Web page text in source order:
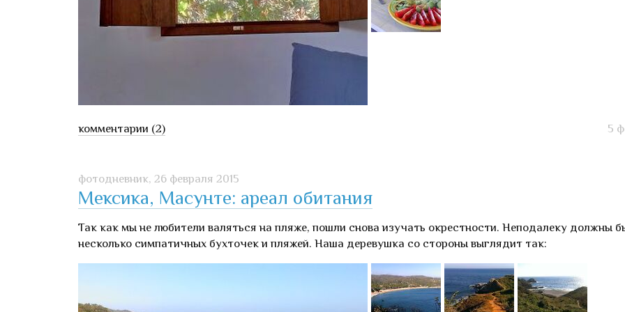
комментарии (2) 5
фотодневник, 26 февраля 2015
Мексика, Масунте: ареал обитания
Так как мы не любители валяться на пляже, пошли снова изучать окрестности. Неподалеку должны
несколько симпатичных бухточек и пляжей. Наша деревушка со стороны выглядит так: